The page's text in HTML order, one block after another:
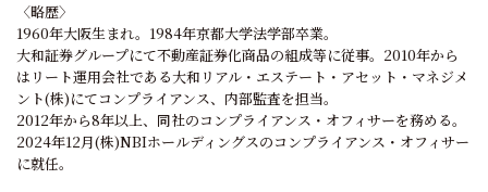
〈略歴〉
1960年大阪生まれ。1984年京都大学法学部卒業。
大和証券グループにて不動産証券化商品の組成等に従事。2010年から
はリート運用会社である大和リアル・エステート・アセット・マネジメ
ント(株)にてコンプライアンス、内部監査を担当。
2012年から8年以上、同社のコンプライアンス・オフィサーを務める。
2024年12月(株)NBIホールディングスのコンプライアンス・オフィサー
に就任。